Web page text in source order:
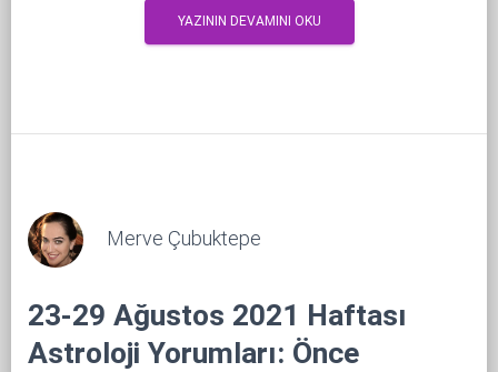
YAZININ DEVAMINI OKU
Merve Çubuktepe
23-29 Ağustos 2021 Haftası
Astroloji Yorumları: Önce